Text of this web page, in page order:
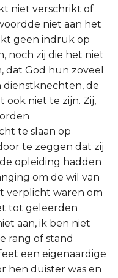
niet verschrikt of
niet aan het
geen indruk op
noch zij die het niet
dat God hun zoveel
dienstknechten, de
ook niet te zijn. Zij,
te slaan op
te zeggen dat zij
opleiding hadden
om de wil van
verplicht waren om
tot geleerden
aan, ik ben niet
rang of stand
een eigenaardige
hen duister was en